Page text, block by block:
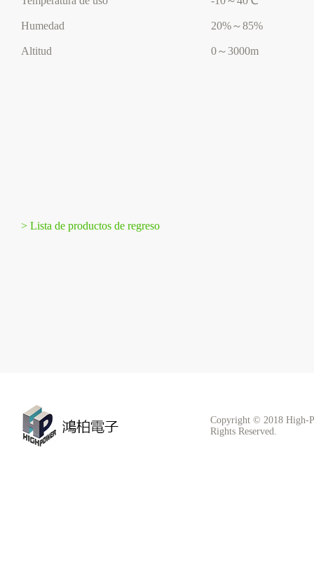
Humedad 20%～85%
Altitud 0～3000m
> Lista de productos de regreso
Copyright © 2018 High-
Rights Reserved.